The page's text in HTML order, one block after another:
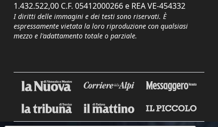
1.432.522,00 C.F. 05412000266 e REA VE-454332
I diritti delle immagini e dei testi sono riservati. È
espressamente vietata la loro riproduzione con qualsiasi
mezzo e l'adattamento totale o parziale.